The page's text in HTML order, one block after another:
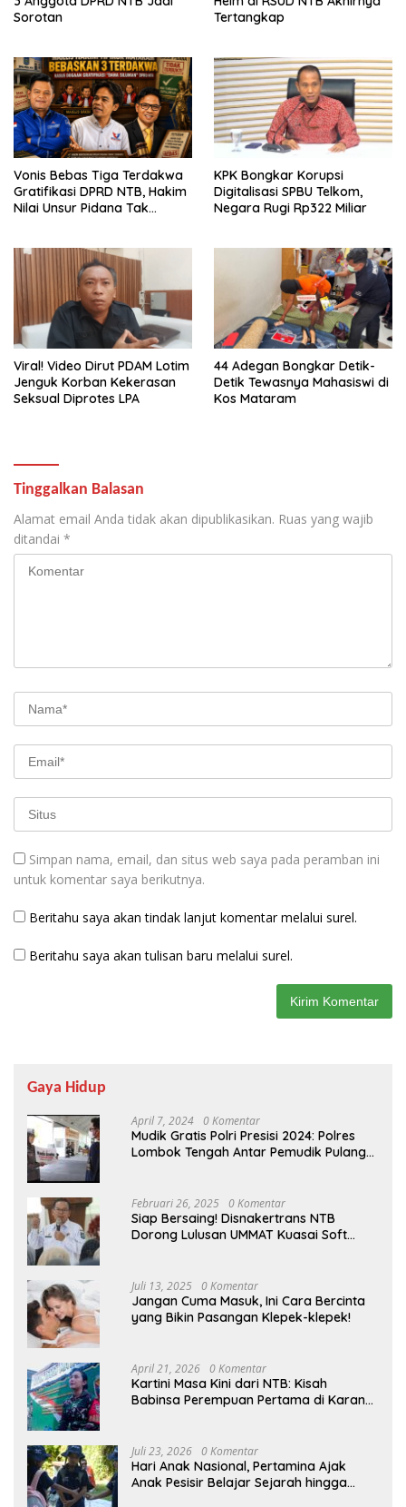
Sorotan
Tertangkap
Vonis Bebas Tiga Terdakwa
Gratifikasi DPRD NTB, Hakim
Nilai Unsur Pidana Tak
KPK Bongkar Korupsi
Digitalisasi SPBU Telkom,
Negara Rugi Rp322 Miliar
Viral! Video Dirut PDAM Lotim
Jenguk Korban Kekerasan
Seksual Diprotes LPA
44 Adegan Bongkar Detik-
Detik Tewasnya Mahasiswi di
Kos Mataram
Tinggalkan Balasan
Alamat email Anda tidak akan dipublikasikan. Ruas yang wajib
ditandai *
Simpan nama, email, dan situs web saya pada peramban ini
untuk komentar saya berikutnya.
Beritahu saya akan tindak lanjut komentar melalui surel.
Beritahu saya akan tulisan baru melalui surel.
Gaya Hidup
April 7, 2024 0 Komentar
Mudik Gratis Polri Presisi 2024: Polres
Lombok Tengah Antar Pemudik Pulang
Februari 26, 2025 0 Komentar
Siap Bersaing! Disnakertrans NTB
Dorong Lulusan UMMAT Kuasai Soft
Juli 13, 2025 0 Komentar
Jangan Cuma Masuk, Ini Cara Bercinta
yang Bikin Pasangan Klepek-klepek!
April 21, 2026 0 Komentar
Kartini Masa Kini dari NTB: Kisah
Babinsa Perempuan Pertama di Karang
Juli 23, 2026 0 Komentar
Hari Anak Nasional, Pertamina Ajak
Anak Pesisir Belajar Sejarah hingga